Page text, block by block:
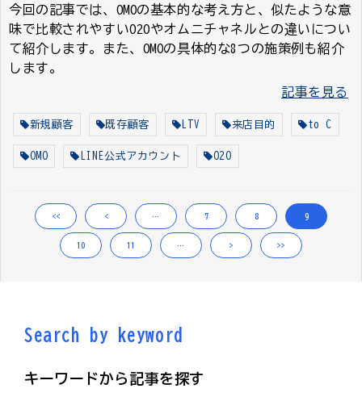
今回の記事では、OMOの基本的な考え方と、似たような意
味で比較されやすいO2Oやオムニチャネルとの違いについ
て紹介します。また、OMOの具体的な8つの施策例も紹介
します。
記事を見る
新規顧客 既存顧客 LTV 来店目的 to C
OMO LINE公式アカウント O2O
<< < … 7 8 9
10 11 … > >>
Search by keyword
キーワードから記事を探す